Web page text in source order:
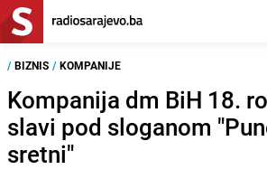
/ BIZNIS / KOMPANIJE
Kompanija dm BiH 18.
slavi pod sloganom
sretni"